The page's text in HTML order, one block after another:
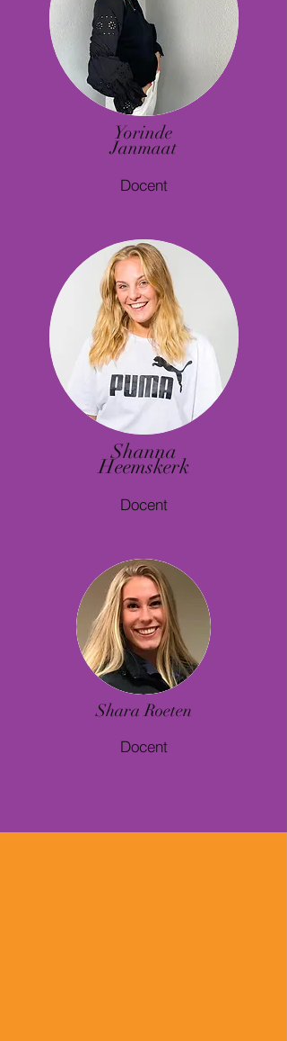
Yorinde
Janmaat
Docent
Shanna
Heemskerk
Docent
Shara Roeten
Docent